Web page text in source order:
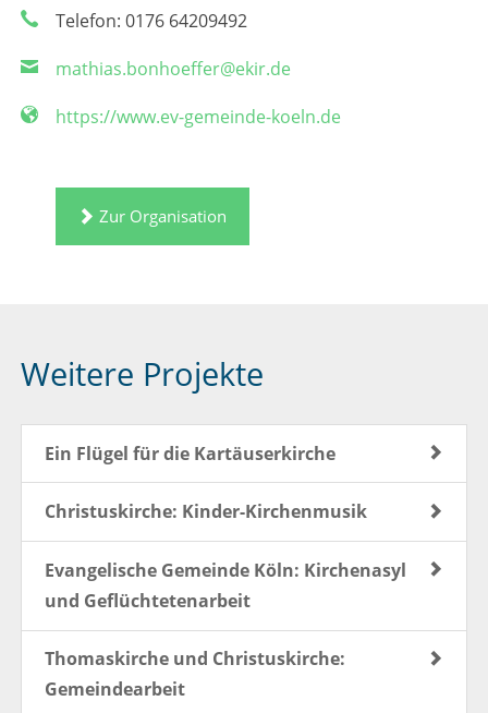
Telefon: 0176 64209492
mathias.bonhoeffer@ekir.de
https://www.ev-gemeinde-koeln.de
Zur Organisation
Weitere Projekte
Ein Flügel für die Kartäuserkirche
Christuskirche: Kinder-Kirchenmusik
Evangelische Gemeinde Köln: Kirchenasyl
und Geflüchtetenarbeit
Thomaskirche und Christuskirche:
Gemeindearbeit